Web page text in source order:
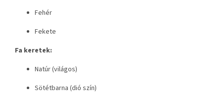
Fehér
Fekete
Fa keretek:
Natúr (világos)
Sötétbarna (dió szín)